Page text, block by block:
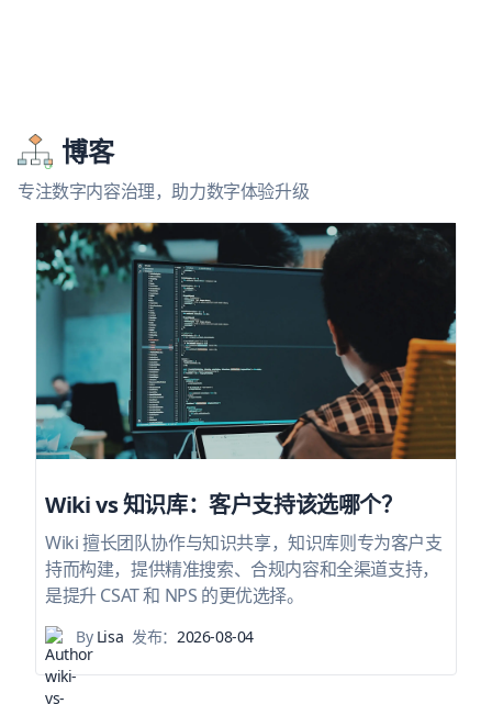
博客
专注数字内容治理，助力数字体验升级
Wiki vs 知识库：客户支持该选哪个？
Wiki 擅长团队协作与知识共享，知识库则专为客户支
持而构建，提供精准搜索、合规内容和全渠道支持，
是提升 CSAT 和 NPS 的更优选择。
ByLisa 发布：2026-08-04